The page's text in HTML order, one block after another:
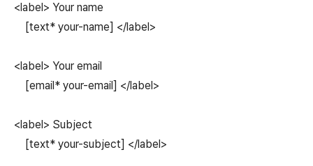
<label> Your name
[text* your-name] </label>
<label> Your email
[email* your-email] </label>
<label> Subject
[text* your-subject] </label>